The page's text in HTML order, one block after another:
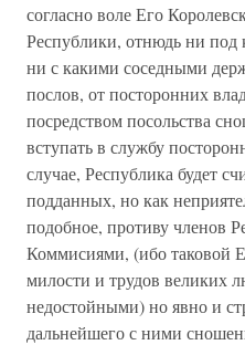
согласно воле Его
Республики, отнюдь ни под
ни с какими соседными
послов, от посторонних
посредством посольства
вступать в службу
случае, Республика будет
подданных, но как
подобное, противу членов
Коммисиями, (ибо таковой
милости и трудов великих
недостойными) но явно и
дальнейшего с ними